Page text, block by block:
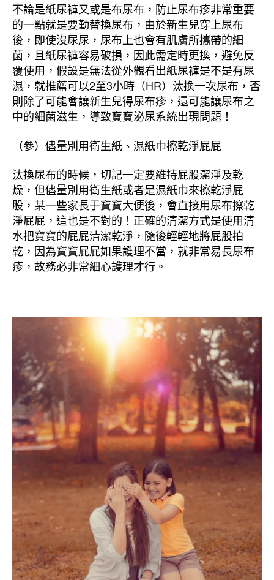
不論是紙尿褲又或是布尿布，防止尿布疹非常重要
的一點就是要勤替換尿布，由於新生兒穿上尿布
後，即使沒尿尿，尿布上也會有肌膚所攜帶的細
菌，且紙尿褲容易破損，因此需定時更換，避免反
覆使用，假設是無法從外觀看出紙尿褲是不是有尿
濕，就推薦可以2至3小時（HR）汰換一次尿布，否
則除了可能會讓新生兒得尿布疹，還可能讓尿布之
中的細菌滋生，導致寶寶泌尿系統出現問題！
（參）儘量別用衛生紙、濕紙巾擦乾淨屁屁
汰換尿布的時候，切記一定要維持屁股潔淨及乾
燥，但儘量別用衛生紙或者是濕紙巾來擦乾淨屁
股，某一些家長于寶寶大便後，會直接用尿布擦乾
淨屁屁，這也是不對的！正確的清潔方式是使用清
水把寶寶的屁屁清潔乾淨，隨後輕輕地將屁股拍
乾，因為寶寶屁屁如果護理不當，就非常易長尿布
疹，故務必非常細心護理才行。